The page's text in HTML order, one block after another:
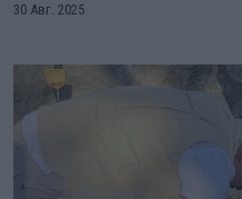
30 Авг. 2025